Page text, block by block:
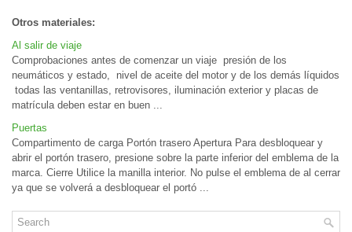
Otros materiales:
Al salir de viaje
Comprobaciones antes de comenzar un viaje presión de los
neumáticos y estado, nivel de aceite del motor y de los demás líquidos
todas las ventanillas, retrovisores, iluminación exterior y placas de
matrícula deben estar en buen ...
Puertas
Compartimento de carga Portón trasero Apertura Para desbloquear y
abrir el portón trasero, presione sobre la parte inferior del emblema de la
marca. Cierre Utilice la manilla interior. No pulse el emblema de al cerrar
ya que se volverá a desbloquear el portó ...